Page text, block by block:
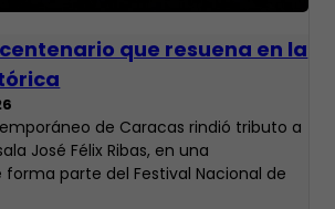
que resuena en la
de Caracas rindió tributo a
José Félix Ribas, en una
parte del Festival Nacional de